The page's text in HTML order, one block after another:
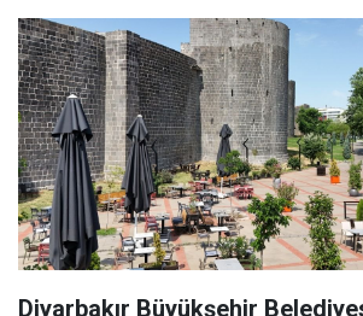
Diyarbakır Büyükşehir